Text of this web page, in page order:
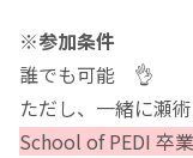
※参加条件
誰でも可能 👌
ただし、一緒に瀬
School of PEDI 卒